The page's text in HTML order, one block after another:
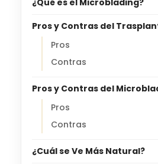
Pros y Contras del
Pros
Contras
Pros y Contras del
Pros
Contras
¿Cuál se Ve Más Natural?